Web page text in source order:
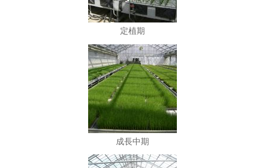
定植期
成長中期